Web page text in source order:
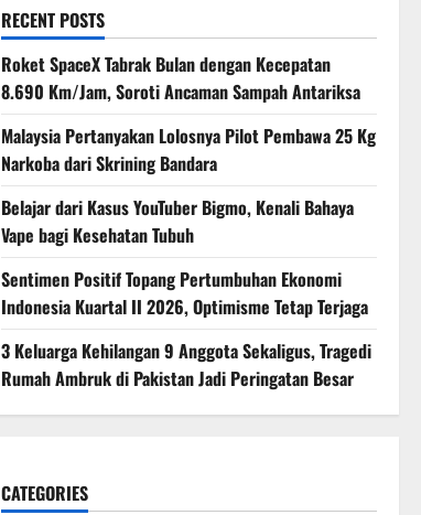
RECENT POSTS
Roket SpaceX Tabrak Bulan dengan Kecepatan
8.690 Km/Jam, Soroti Ancaman Sampah Antariksa
Malaysia Pertanyakan Lolosnya Pilot Pembawa 25 Kg
Narkoba dari Skrining Bandara
Belajar dari Kasus YouTuber Bigmo, Kenali Bahaya
Vape bagi Kesehatan Tubuh
Sentimen Positif Topang Pertumbuhan Ekonomi
Indonesia Kuartal II 2026, Optimisme Tetap Terjaga
3 Keluarga Kehilangan 9 Anggota Sekaligus, Tragedi
Rumah Ambruk di Pakistan Jadi Peringatan Besar
CATEGORIES